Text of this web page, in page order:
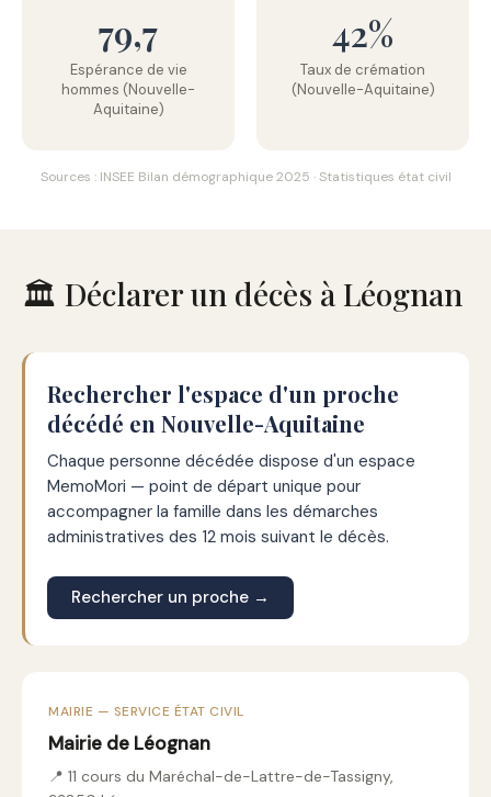
79,7
Espérance de vie
hommes (Nouvelle-
Aquitaine)
42%
Taux de crémation
(Nouvelle-Aquitaine)
Sources : INSEE Bilan démographique 2025 · Statistiques état civil
🏛️ Déclarer un décès à Léognan
Rechercher l'espace d'un proche
décédé en Nouvelle-Aquitaine
Chaque personne décédée dispose d'un espace
MemoMori — point de départ unique pour
accompagner la famille dans les démarches
administratives des 12 mois suivant le décès.
Rechercher un proche →
MAIRIE — SERVICE ÉTAT CIVIL
Mairie de Léognan
📍 11 cours du Maréchal-de-Lattre-de-Tassigny,